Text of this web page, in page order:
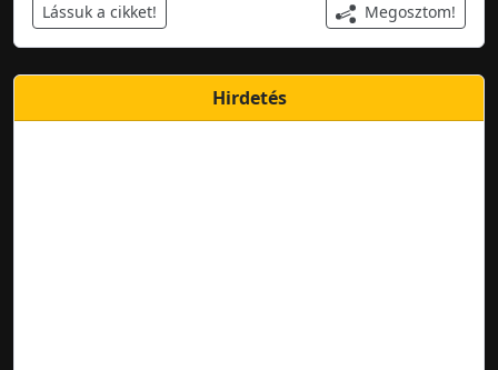
Lássuk a cikket! Megosztom!
Hirdetés